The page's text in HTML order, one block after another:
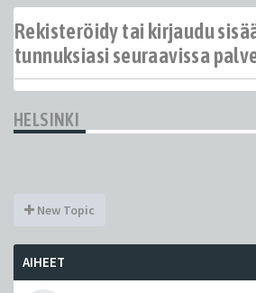
Rekisteröidy tai kirjaudu
tunnuksiasi seuraavissa
HELSINKI
New Topic
AIHEET